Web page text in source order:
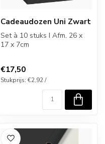
Cadeaudozen Uni Zwart
Set à 10 stuks I Afm. 26 x
17 x 7cm
€17,50
Stukprijs: €2,92 /